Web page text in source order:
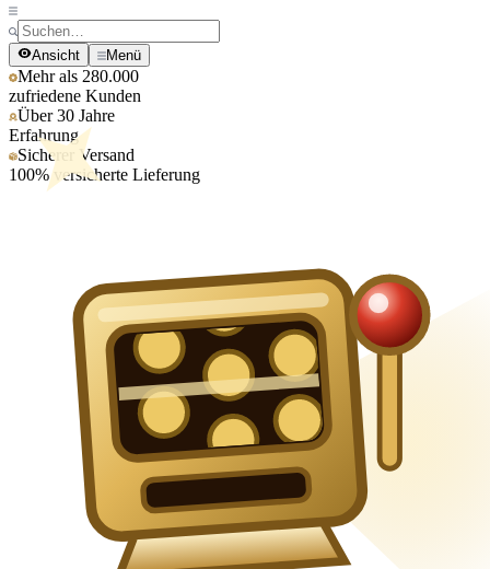
Ansicht Menü
Mehr als 280.000
zufriedene Kunden
Über 30 Jahre
Erfahrung
Sicherer Versand
100% versicherte Lieferung